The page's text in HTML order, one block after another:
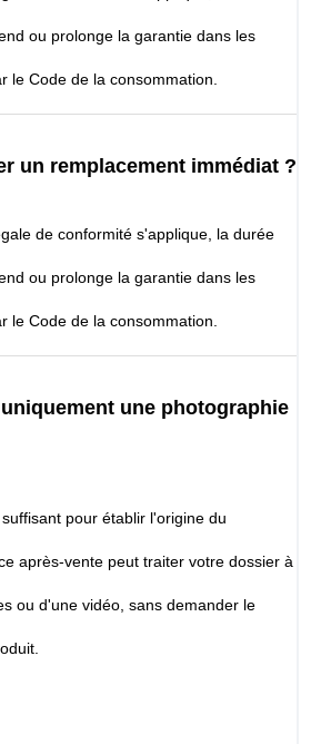
ou prolonge la garantie dans les
le Code de la consommation.
un remplacement immédiat ?
de conformité s'applique, la durée
ou prolonge la garantie dans les
le Code de la consommation.
une photographie
pour établir l'origine du
après-vente peut traiter votre dossier à
ou d'une vidéo, sans demander le